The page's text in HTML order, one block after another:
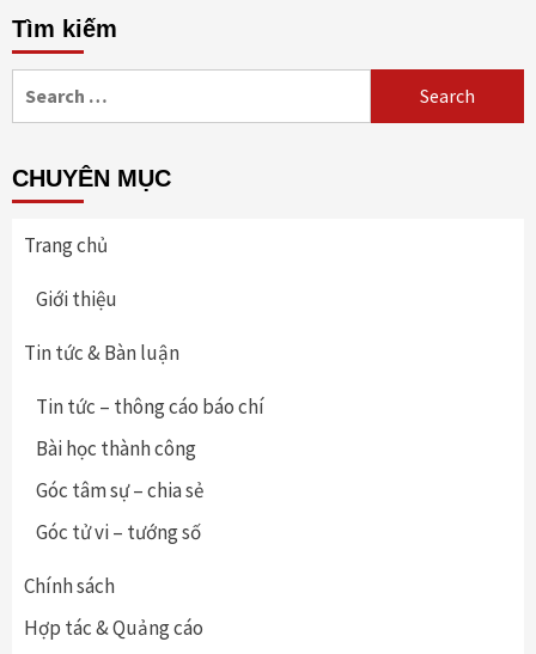
Tìm kiếm
for:
CHUYÊN MỤC
Trang chủ
Giới thiệu
Tin tức & Bàn luận
Tin tức – thông cáo báo chí
Bài học thành công
Góc tâm sự – chia sẻ
Góc tử vi – tướng số
Chính sách
Hợp tác & Quảng cáo